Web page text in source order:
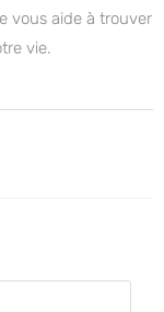
vous aide à trouver
vie.